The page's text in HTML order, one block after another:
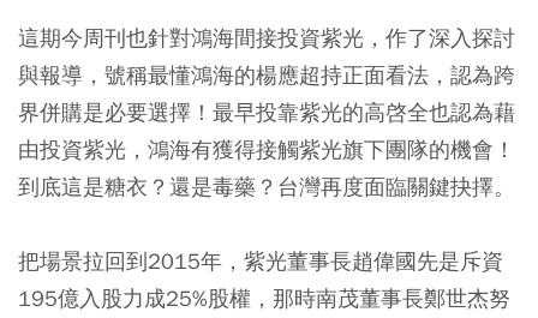
這期今周刊也針對鴻海間接投資紫光，作了深入探討
與報導，號稱最懂鴻海的楊應超持正面看法，認為跨
界併購是必要選擇！最早投靠紫光的高啓全也認為藉
由投資紫光，鴻海有獲得接觸紫光旗下團隊的機會！
到底這是糖衣？還是毒藥？台灣再度面臨關鍵抉擇。
把場景拉回到2015年，紫光董事長趙偉國先是斥資
195億入股力成25%股權，那時南茂董事長鄭世杰努